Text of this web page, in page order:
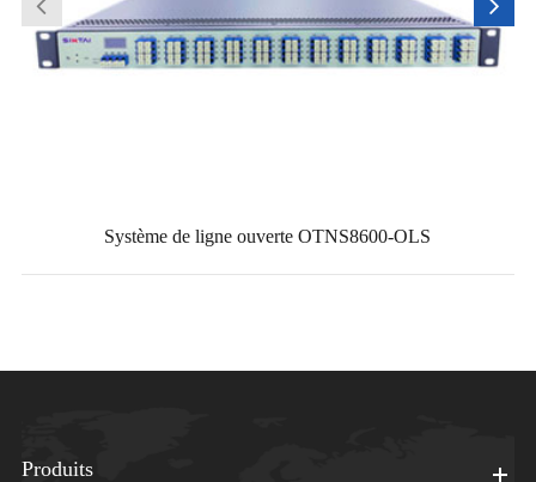
Système de ligne ouverte OTNS8600-OLS
Produits